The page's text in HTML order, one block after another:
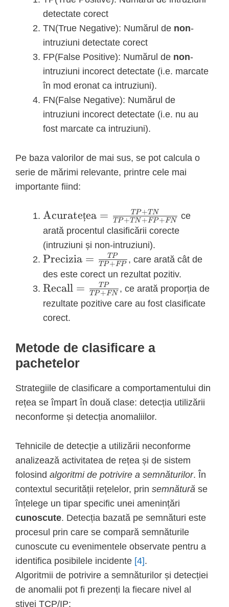
detectate corect
TN(True Negative): Numărul de non-
intruziuni detectate corect
FP(False Positive): Numărul de non-
intruziuni incorect detectate (i.e. marcate
în mod eronat ca intruziuni).
FN(False Negative): Numărul de
intruziuni incorect detectate (i.e. nu au
fost marcate ca intruziuni).
Pe baza valorilor de mai sus, se pot calcula o
serie de mărimi relevante, printre cele mai
importante fiind:
\text{Acuratețea}=\frac{TP+TN}
{TP+TN+FP+FN}
Acuratețea = TP +TN +FP+FN
TP+TN
ce
arată procentul clasificării corecte
(intruziuni și non-intruziuni).
\text{Precizia}
= \frac{TP}
{TP+FP}
Precizia = TP +FP
TP
, care arată cât de
des este corect un rezultat pozitiv.
\text{Recall}
= \frac{TP}
{TP+FN}
Recall = TP+FN
TP
, ce arată proporția de
rezultate pozitive care au fost clasificate
corect.
Metode de clasificare a
pachetelor
Strategiile de clasificare a comportamentului din
rețea se împart în două clase: detecția utilizării
neconforme și detecția anomaliilor.
Tehnicile de detecție a utilizării neconforme
analizează activitatea de rețea și de sistem
folosind algoritmi de potrivire a semnăturilor. În
contextul securității rețelelor, prin semnătură se
înțelege un tipar specific unei amenințări
cunoscute. Detecția bazată pe semnături este
procesul prin care se compară semnăturile
cunoscute cu evenimentele observate pentru a
identifica posibilele incidente [4].
Algoritmii de potrivire a semnăturilor și detecției
de anomalii pot fi prezenți la fiecare nivel al
stivei TCP/IP: